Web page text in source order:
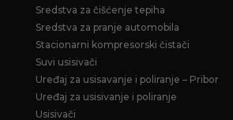
Sredstva za čišćenje tepiha
Sredstva za pranje automobila
Stacionarni kompresorski čistači
Suvi usisivači
Uređaj za usisavanje i poliranje – Pribor
Uređaj za usisivanje i poliranje
Usisivači